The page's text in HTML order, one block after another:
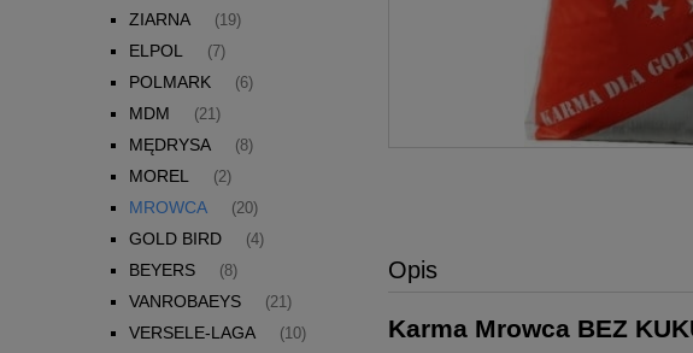
ZIARNA (19)
ELPOL (7)
POLMARK (6)
MDM (21)
MĘDRYSA (8)
MOREL (2)
MROWCA (20)
GOLD BIRD (4)
BEYERS (8)
VANROBAEYS (21)
VERSELE-LAGA (10)
Opis
Karma Mrowca BEZ